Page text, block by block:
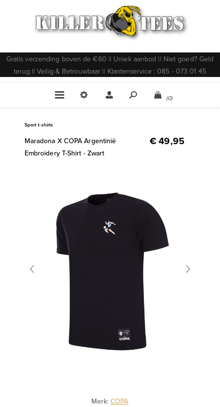
Gratis verzending boven de €60 || Uniek aanbod || Niet goed? Geld
terug || Veilig & Betrouwbaar || Klantenservice : 085 - 073 01 45
(0)
Sport t-shirts
Maradona X COPA Argentinië
Embroidery T-Shirt - Zwart
€ 49,95
Merk: COPA